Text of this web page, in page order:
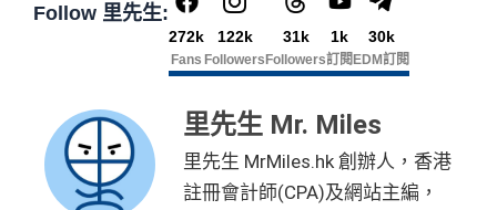
Follow 里先生:
272k
Fans
122k
Followers
31k
Followers
1k
訂閱
30k
EDM訂閱
里先生 Mr. Miles
里先生 MrMiles.hk 創辦人，香港
註冊會計師(CPA)及網站主編，